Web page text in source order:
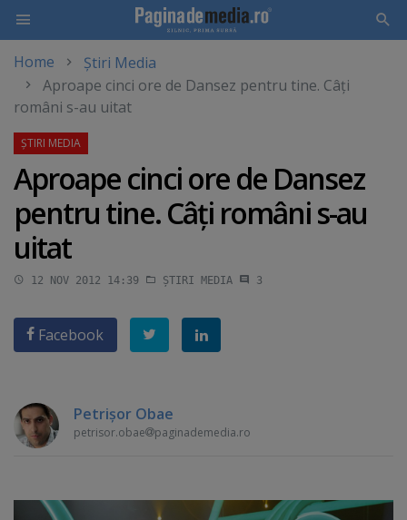
main
content
Home
Știri Media
Aproape cinci ore de Dansez pentru tine. Câţi
români s-au uitat
Aproape cinci ore de Dansez
pentru tine. Câţi români s-au
uitat
12 NOV 2012 14:39 ȘTIRI MEDIA 3
Facebook
Petrişor Obae
petrisor.obae paginademedia.ro